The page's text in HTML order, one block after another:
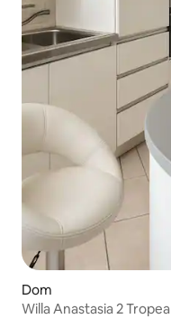
Dom
Willa Anastasia 2 Tropea